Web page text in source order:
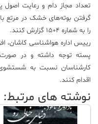
تعداد مجاز دام و رعایت اصول
گرفتن بوته‌های خشک در مرتع
را به شماره ۱۵۰۴ گزارش کنند.
رییس اداره هواشناسی کاشان،
پسته توجه داشته و در
کارشناسان نسبت به
اقدام کنند.
نوشته های مرتبط: